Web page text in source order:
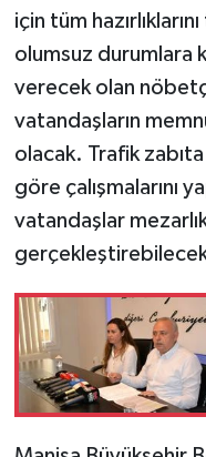
için tüm
olumsuz durumlara
verecek olan
vatandaşların
olacak. Trafik
göre çalışmalarını
vatandaşlar